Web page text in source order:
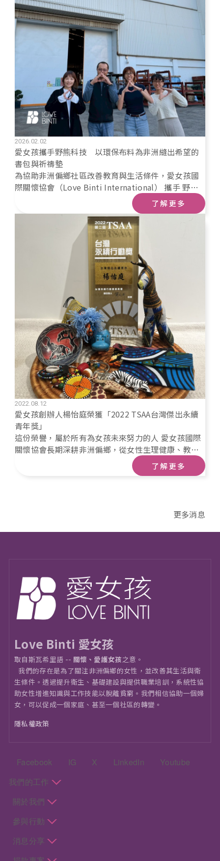
2026.02.02
愛女孩攜手野熊科技 以環保布料為非洲縫出希望的
書包與祈禱墊
為協助非洲偏鄉社區改善教育與生活條件，愛女孩國
際關懷協會（Love Binti International） 攜手 野熊
科技股份有限公司（WildBear Tech） 推出「2026 野
熊非洲書包與祈禱墊製作計畫」。
了解更多
2022.08.12
愛女孩創辦人楊怡庭榮獲「2022 TSAA台灣傑出永續
青年獎」
這份榮譽，屬於所有為女孩未來努力的人 愛女孩國際
關懷協會長期深耕非洲偏鄉，從女性生理健康、教育
支持到基礎生活條件改善，我們相信——當一個女孩被
好好支持，她的人生與社區的未來，都會因此改變。
了解更多
更多消息
Love Binti 愛女孩
取自斯瓦希里語 -- 關懷、愛護女孩之意。
我們的存在是為了關注非洲偏鄉的女性，並改善其生活與衛
⽣條件。透過提升衛生、基礎建設與提供職業培訓，系統性協
助女性增進知識與工作技能以脫離貧窮。我們相信協助一個婦
女，可以促成一個家庭、甚至一個社區的轉變。
隱私權政策
頁尾：社群選單
Facebook IG X LinkedIn Youtube
頁尾：主選單
我們的工作
關於我們
參與行動
消息分享